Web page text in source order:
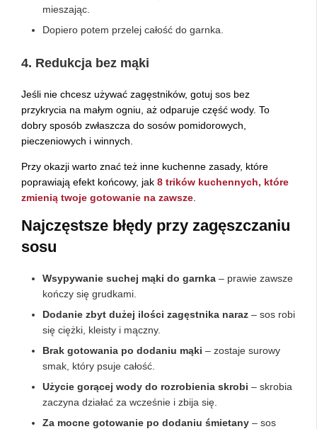
mieszając.
Dopiero potem przelej całość do garnka.
4. Redukcja bez mąki
Jeśli nie chcesz używać zagęstników, gotuj sos bez
przykrycia na małym ogniu, aż odparuje część wody. To
dobry sposób zwłaszcza do sosów pomidorowych,
pieczeniowych i winnych.
Przy okazji warto znać też inne kuchenne zasady, które
poprawiają efekt końcowy, jak 8 trików kuchennych, które
zmienią twoje gotowanie na zawsze
Najczęstsze błędy przy zagęszczaniu
sosu
Wsypywanie suchej mąki do garnka – prawie zawsze
kończy się grudkami.
Dodanie zbyt dużej ilości zagęstnika naraz – sos robi
się ciężki, kleisty i mączny.
Brak gotowania po dodaniu mąki – zostaje surowy
smak, który psuje całość.
Użycie gorącej wody do rozrobienia skrobi – skrobia
zaczyna działać za wcześnie i zbija się.
Za mocne gotowanie po dodaniu śmietany – sos